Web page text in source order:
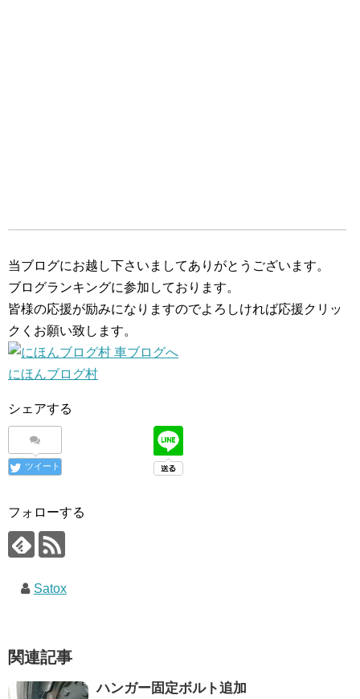
当ブログにお越し下さいましてありがとうございます。
ブログランキングに参加しております。
皆様の応援が励みになりますのでよろしければ応援クリッ
クくお願い致します。
にほんブログ村
シェアする
ツイート
フォローする
Satox
関連記事
ハンガー固定ボルト追加